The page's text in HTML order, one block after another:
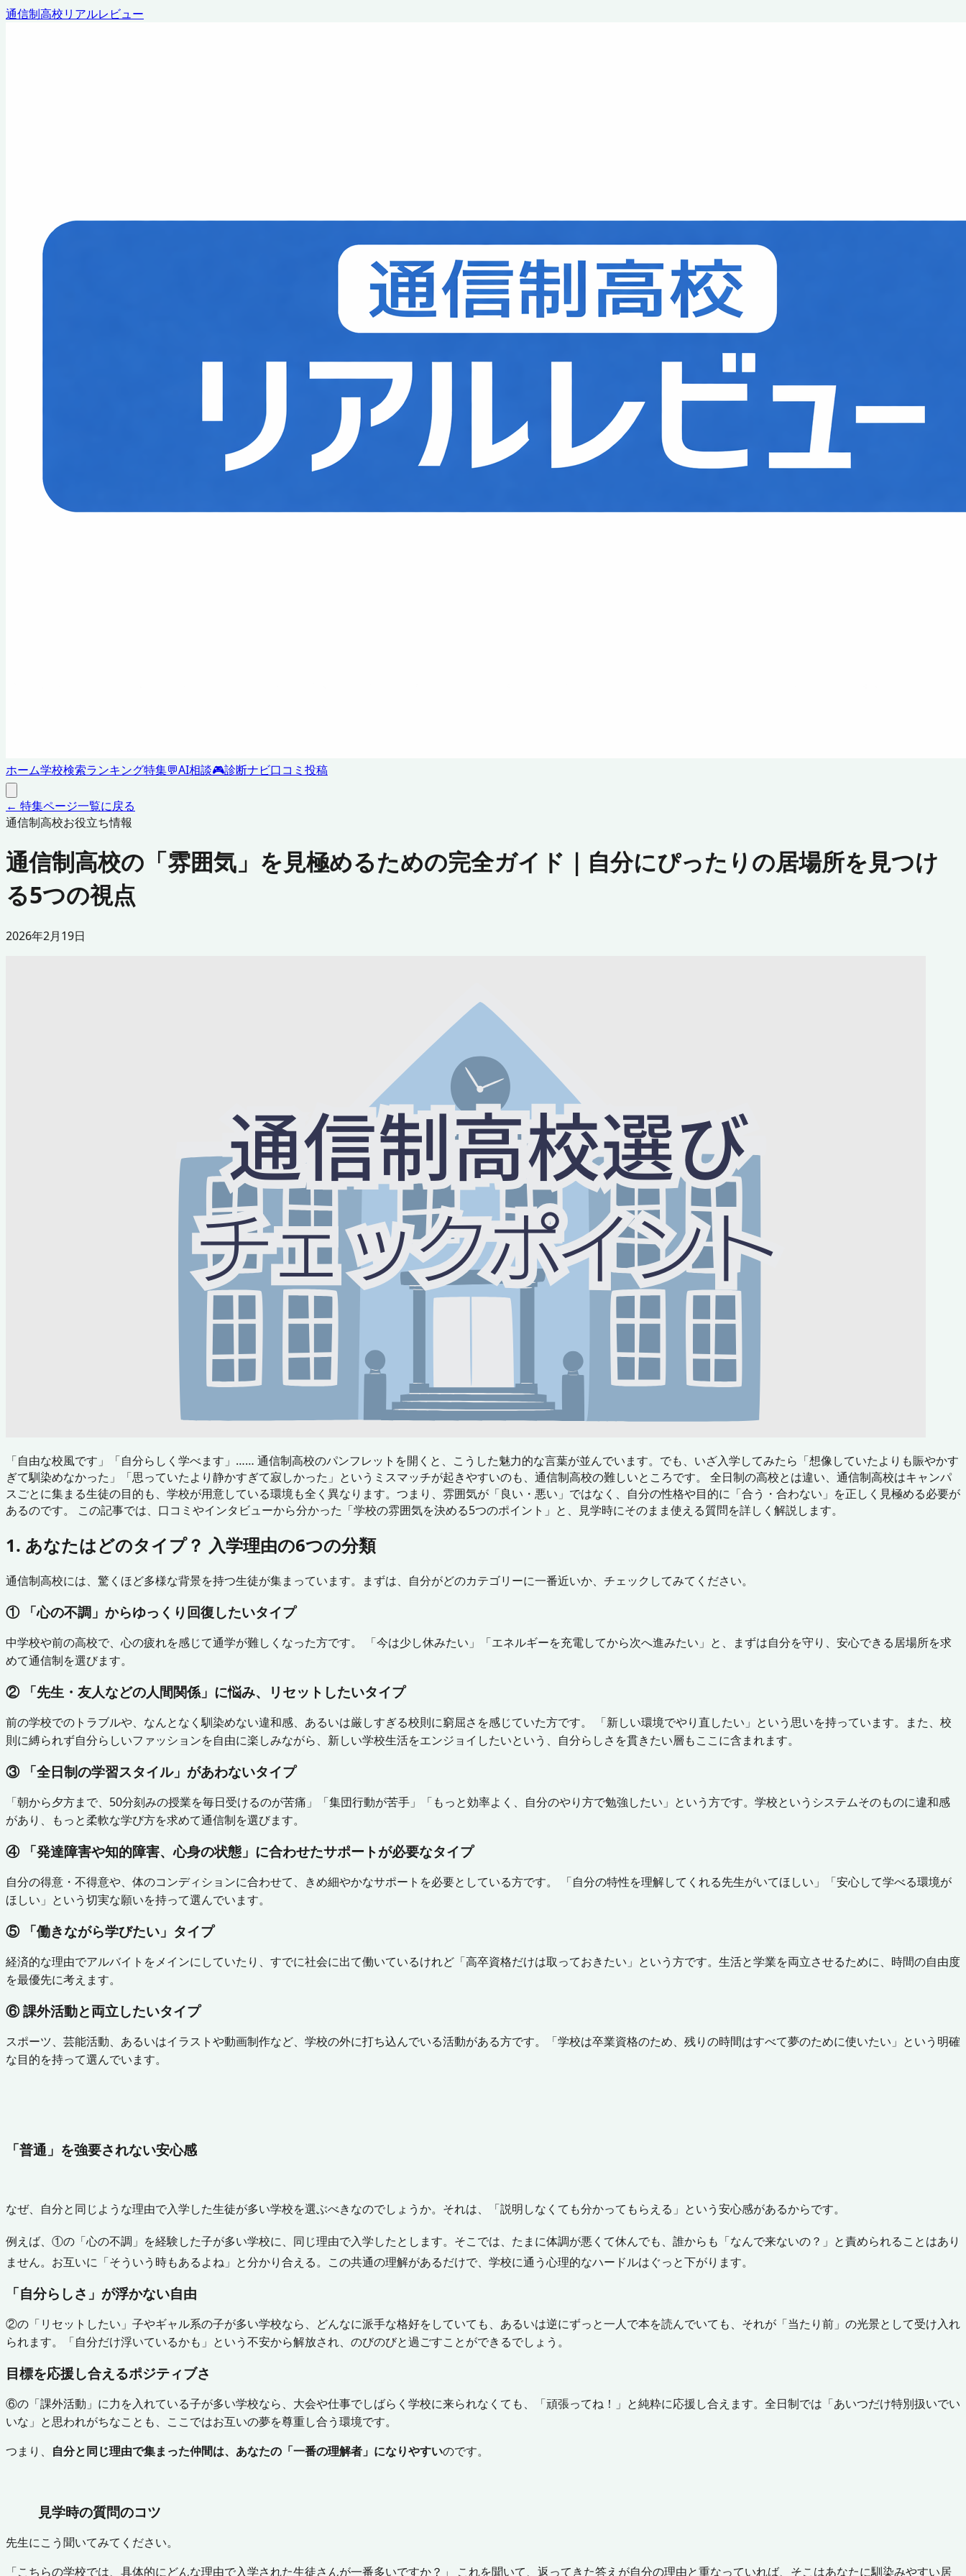
通信制高校リアルレビュー
ホーム学校検索ランキング特集💬AI相談🎮診断ナビ口コミ投稿
← 特集ページ一覧に戻る
通信制高校お役立ち情報
通信制高校の「雰囲気」を見極めるための完全ガイド｜自分にぴったりの居場所を見つけ
る5つの視点
2026年2月19日
「自由な校風です」「自分らしく学べます」…… 通信制高校のパンフレットを開くと、こうした魅力的な言葉が並んでいます。でも、いざ入学してみたら「想像していたよりも賑やかす
ぎて馴染めなかった」「思っていたより静かすぎて寂しかった」というミスマッチが起きやすいのも、通信制高校の難しいところです。 全日制の高校とは違い、通信制高校はキャンパ
スごとに集まる生徒の目的も、学校が用意している環境も全く異なります。つまり、雰囲気が「良い・悪い」ではなく、自分の性格や目的に「合う・合わない」を正しく見極める必要が
あるのです。 この記事では、口コミやインタビューから分かった「学校の雰囲気を決める5つのポイント」と、見学時にそのまま使える質問を詳しく解説します。
1. あなたはどのタイプ？ 入学理由の6つの分類
通信制高校には、驚くほど多様な背景を持つ生徒が集まっています。まずは、自分がどのカテゴリーに一番近いか、チェックしてみてください。
① 「心の不調」からゆっくり回復したいタイプ
中学校や前の高校で、心の疲れを感じて通学が難しくなった方です。 「今は少し休みたい」「エネルギーを充電してから次へ進みたい」と、まずは自分を守り、安心できる居場所を求
めて通信制を選びます。
② 「先生・友人などの人間関係」に悩み、リセットしたいタイプ
前の学校でのトラブルや、なんとなく馴染めない違和感、あるいは厳しすぎる校則に窮屈さを感じていた方です。 「新しい環境でやり直したい」という思いを持っています。また、校
則に縛られず自分らしいファッションを自由に楽しみながら、新しい学校生活をエンジョイしたいという、自分らしさを貫きたい層もここに含まれます。
③ 「全日制の学習スタイル」があわないタイプ
「朝から夕方まで、50分刻みの授業を毎日受けるのが苦痛」「集団行動が苦手」「もっと効率よく、自分のやり方で勉強したい」という方です。学校というシステムそのものに違和感
があり、もっと柔軟な学び方を求めて通信制を選びます。
④ 「発達障害や知的障害、心身の状態」に合わせたサポートが必要なタイプ
自分の得意・不得意や、体のコンディションに合わせて、きめ細やかなサポートを必要としている方です。 「自分の特性を理解してくれる先生がいてほしい」「安心して学べる環境が
ほしい」という切実な願いを持って選んでいます。
⑤ 「働きながら学びたい」タイプ
経済的な理由でアルバイトをメインにしていたり、すでに社会に出て働いているけれど「高卒資格だけは取っておきたい」という方です。生活と学業を両立させるために、時間の自由度
を最優先に考えます。
⑥ 課外活動と両立したいタイプ
スポーツ、芸能活動、あるいはイラストや動画制作など、学校の外に打ち込んでいる活動がある方です。「学校は卒業資格のため、残りの時間はすべて夢のために使いたい」という明確
な目的を持って選んでいます。
「普通」を強要されない安心感
なぜ、自分と同じような理由で入学した生徒が多い学校を選ぶべきなのでしょうか。それは、 「説明しなくても分かってもらえる」という安心感があるからです。
例えば、①の「心の不調」を経験した子が多い学校に、同じ理由で入学したとします。そこでは、たまに体調が悪くて休んでも、誰からも「なんで来ないの？」と責められることはあり
ません。お互いに「そういう時もあるよね」と分かり合える。この共通の理解があるだけで、学校に通う心理的なハードルはぐっと下がります。
「自分らしさ」が浮かない自由
②の「リセットしたい」子やギャル系の子が多い学校なら、どんなに派手な格好をしていても、あるいは逆にずっと一人で本を読んでいても、それが「当たり前」の光景として受け入れ
られます。「自分だけ浮いているかも」という不安から解放され、のびのびと過ごすことができるでしょう。
目標を応援し合えるポジティブさ
⑥の「課外活動」に力を入れている子が多い学校なら、大会や仕事でしばらく学校に来られなくても、「頑張ってね！」と純粋に応援し合えます。全日制では「あいつだけ特別扱いでい
いな」と思われがちなことも、ここではお互いの夢を尊重し合う環境です。
つまり、 自分と同じ理由で集まった仲間は、あなたの「一番の理解者」になりやすいのです。
見学時の質問のコツ
先生にこう聞いてみてください。
「こちらの学校では、具体的にどんな理由で入学された生徒さんが一番多いですか？」
これを聞いて、返ってきた答えが自分の理由と重なっていれば、そこはあなたに馴染みやすい居